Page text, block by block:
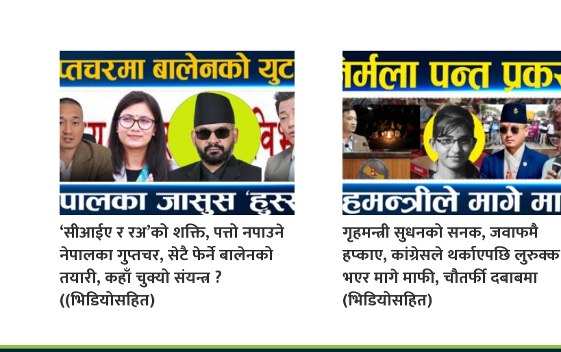
‘सीआईए र रअ’को शक्ति, पत्तो नपाउने
नेपालका गुप्तचर, सेटै फेर्ने बालेनको
तयारी, कहाँ चुक्यो संयन्त्र ?
((भिडियोसहित)
गृहमन्त्री सुधनको सनक, जवाफमै
हप्काए, कांग्रेसले थर्काएपछि लुरुक्क
भएर मागे माफी, चौतर्फी दबाबमा
(भिडियोसहित)